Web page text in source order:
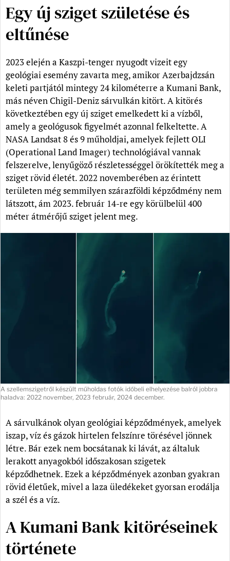
Egy új sziget születése és
eltűnése
2023 elején a Kaszpi-tenger nyugodt vizeit egy
geológiai esemény zavarta meg, amikor Azerbajdzsán
keleti partjától mintegy 24 kilométerre a Kumani Bank,
más néven Chigil-Deniz sárvulkán kitört. A kitörés
következtében egy új sziget emelkedett ki a vízből,
amely a geológusok figyelmét azonnal felkeltette. A
NASA Landsat 8 és 9 műholdjai, amelyek fejlett OLI
(Operational Land Imager) technológiával vannak
felszerelve, lenyűgöző részletességgel örökítették meg a
sziget rövid életét. 2022 novemberében az érintett
területen még semmilyen szárazföldi képződmény nem
látszott, ám 2023. február 14-re egy körülbelül 400
méter átmérőjű sziget jelent meg.
A szellemszigetről készült műholdas fotók időbeli elhelyezése balról jobbra
haladva: 2022 november, 2023 február, 2024 december.
A sárvulkánok olyan geológiai képződmények, amelyek
iszap, víz és gázok hirtelen felszínre törésével jönnek
létre. Bár ezek nem bocsátanak ki lávát, az általuk
lerakott anyagokból időszakosan szigetek
képződhetnek. Ezek a képződmények azonban gyakran
rövid életűek, mivel a laza üledékeket gyorsan erodálja
a szél és a víz.
A Kumani Bank kitöréseinek
története